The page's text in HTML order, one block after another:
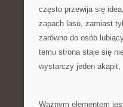
często przewija się
zapach lasu, zamiast
zarówno do osób
temu strona staje się
wystarczy jeden akapit,
Ważnym elementem